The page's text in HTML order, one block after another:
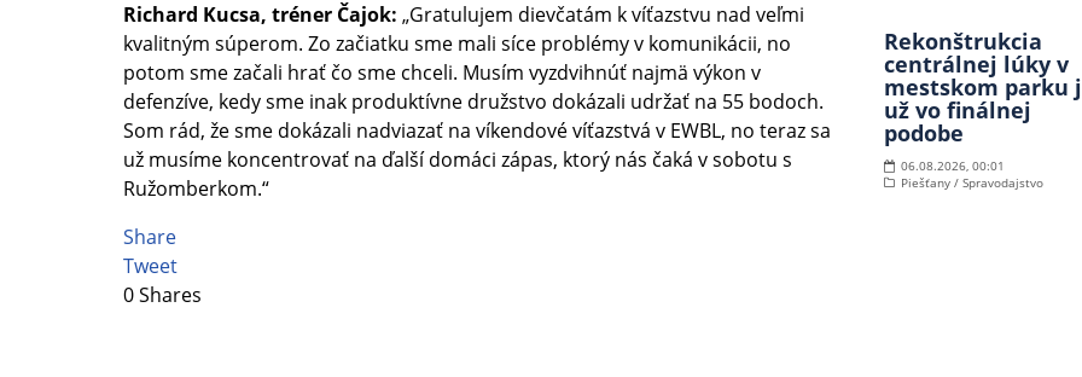
Richard Kucsa, tréner Čajok: „Gratulujem dievčatám k víťazstvu nad veľmi
kvalitným súperom. Zo začiatku sme mali síce problémy v komunikácii, no
potom sme začali hrať čo sme chceli. Musím vyzdvihnúť najmä výkon v
defenzíve, kedy sme inak produktívne družstvo dokázali udržať na 55 bodoch.
Som rád, že sme dokázali nadviazať na víkendové víťazstvá v EWBL, no teraz sa
už musíme koncentrovať na ďalší domáci zápas, ktorý nás čaká v sobotu s
Ružomberkom.“
Share
Tweet
0Shares
Rekonštrukcia
centrálnej lúky v
mestskom parku
už vo finálnej
podobe
06.08.2026, 00:01
Piešťany / Spravodajstvo